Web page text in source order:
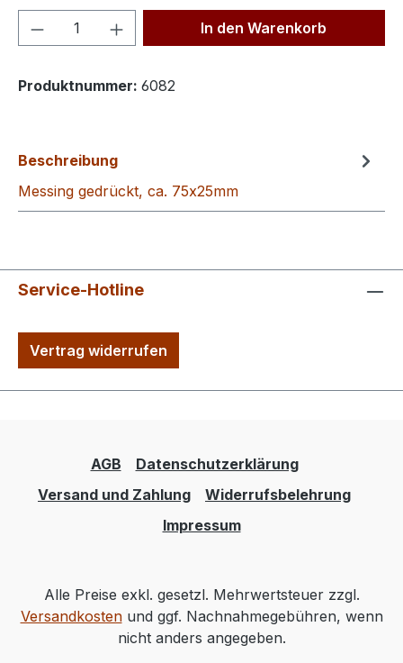
Produkt Anzahl: Gib denIn den Warenkorb
Produktnummer: 6082
Beschreibung
Messing gedrückt, ca. 75x25mm
Service-Hotline
Vertrag widerrufen
AGB
Datenschutzerklärung
Versand und Zahlung
Widerrufsbelehrung
Impressum
Alle Preise exkl. gesetzl. Mehrwertsteuer zzgl.
Versandkostenund ggf. Nachnahmegebühren, wenn
nicht anders angegeben.